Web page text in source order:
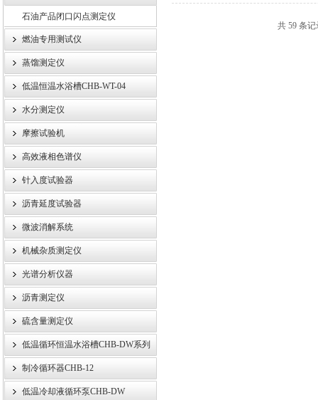
石油产品闭口闪点测定仪
燃油专用测试仪
蒸馏测定仪
低温恒温水浴槽CHB-WT-04
水分测定仪
摩擦试验机
高效液相色谱仪
针入度试验器
沥青延度试验器
微波消解系统
机械杂质测定仪
光谱分析仪器
沥青测定仪
硫含量测定仪
低温循环恒温水浴槽CHB-DW系列
制冷循环器CHB-12
低温冷却液循环泵CHB-DW
共 59 条